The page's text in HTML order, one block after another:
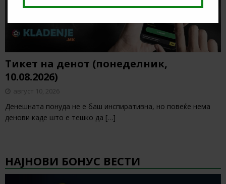
Тикет на денот (понеделник,
10.08.2026)
август 10, 2026
Денешната понуда не е баш инспиративна, но повеќе нема
денови каде што е тешко да […]
НАЈНОВИ БОНУС ВЕСТИ